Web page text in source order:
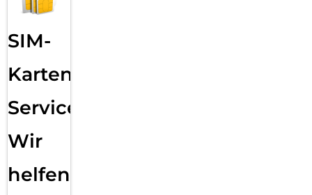
SIM-
Karten
Service:
Wir
helfen